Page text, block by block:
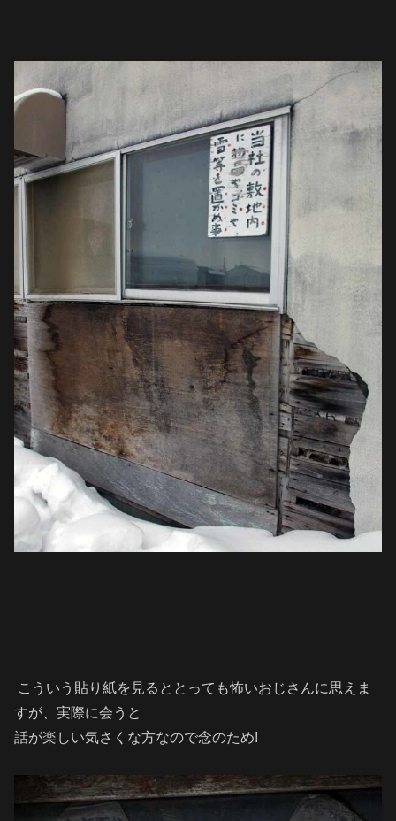
こういう貼り紙を見るととっても怖いおじさんに思えま
すが、実際に会うと
話が楽しい気さくな方なので念のため!